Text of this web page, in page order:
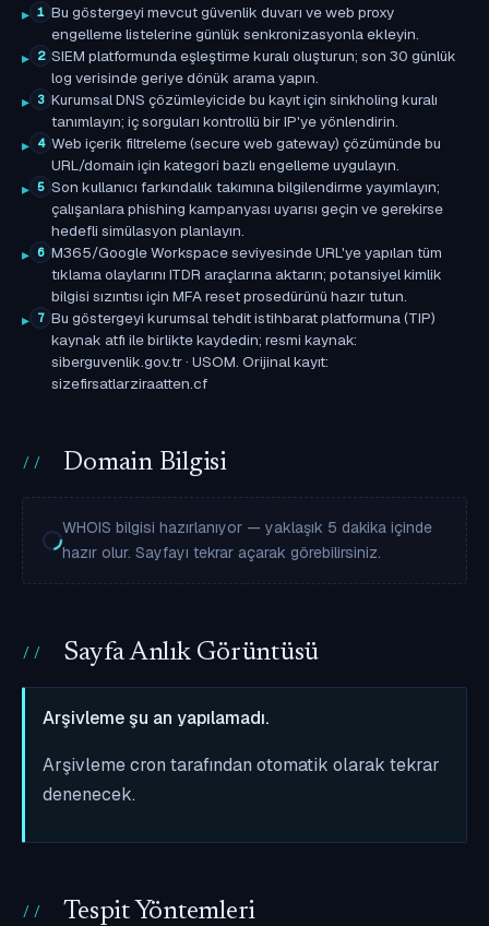
1 Bu göstergeyi mevcut güvenlik duvarı ve web proxy
engelleme listelerine günlük senkronizasyonla ekleyin.
2 SIEM platformunda eşleştirme kuralı oluşturun; son 30 günlük
log verisinde geriye dönük arama yapın.
3 Kurumsal DNS çözümleyicide bu kayıt için sinkholing kuralı
tanımlayın; iç sorguları kontrollü bir IP'ye yönlendirin.
4 Web içerik filtreleme (secure web gateway) çözümünde bu
URL/domain için kategori bazlı engelleme uygulayın.
5 Son kullanıcı farkındalık takımına bilgilendirme yayımlayın;
çalışanlara phishing kampanyası uyarısı geçin ve gerekirse
hedefli simülasyon planlayın.
6 M365/Google Workspace seviyesinde URL'ye yapılan tüm
tıklama olaylarını ITDR araçlarına aktarın; potansiyel kimlik
bilgisi sızıntısı için MFA reset prosedürünü hazır tutun.
7 Bu göstergeyi kurumsal tehdit istihbarat platformuna (TIP)
kaynak atfı ile birlikte kaydedin; resmi kaynak:
siberguvenlik.gov.tr · USOM. Orijinal kayıt:
sizefirsatlarziraatten.cf
Domain Bilgisi
WHOIS bilgisi hazırlanıyor — yaklaşık 5 dakika içinde
hazır olur. Sayfayı tekrar açarak görebilirsiniz.
Sayfa Anlık Görüntüsü
Arşivleme şu an yapılamadı.
Arşivleme cron tarafından otomatik olarak tekrar
denenecek.
Tespit Yöntemleri